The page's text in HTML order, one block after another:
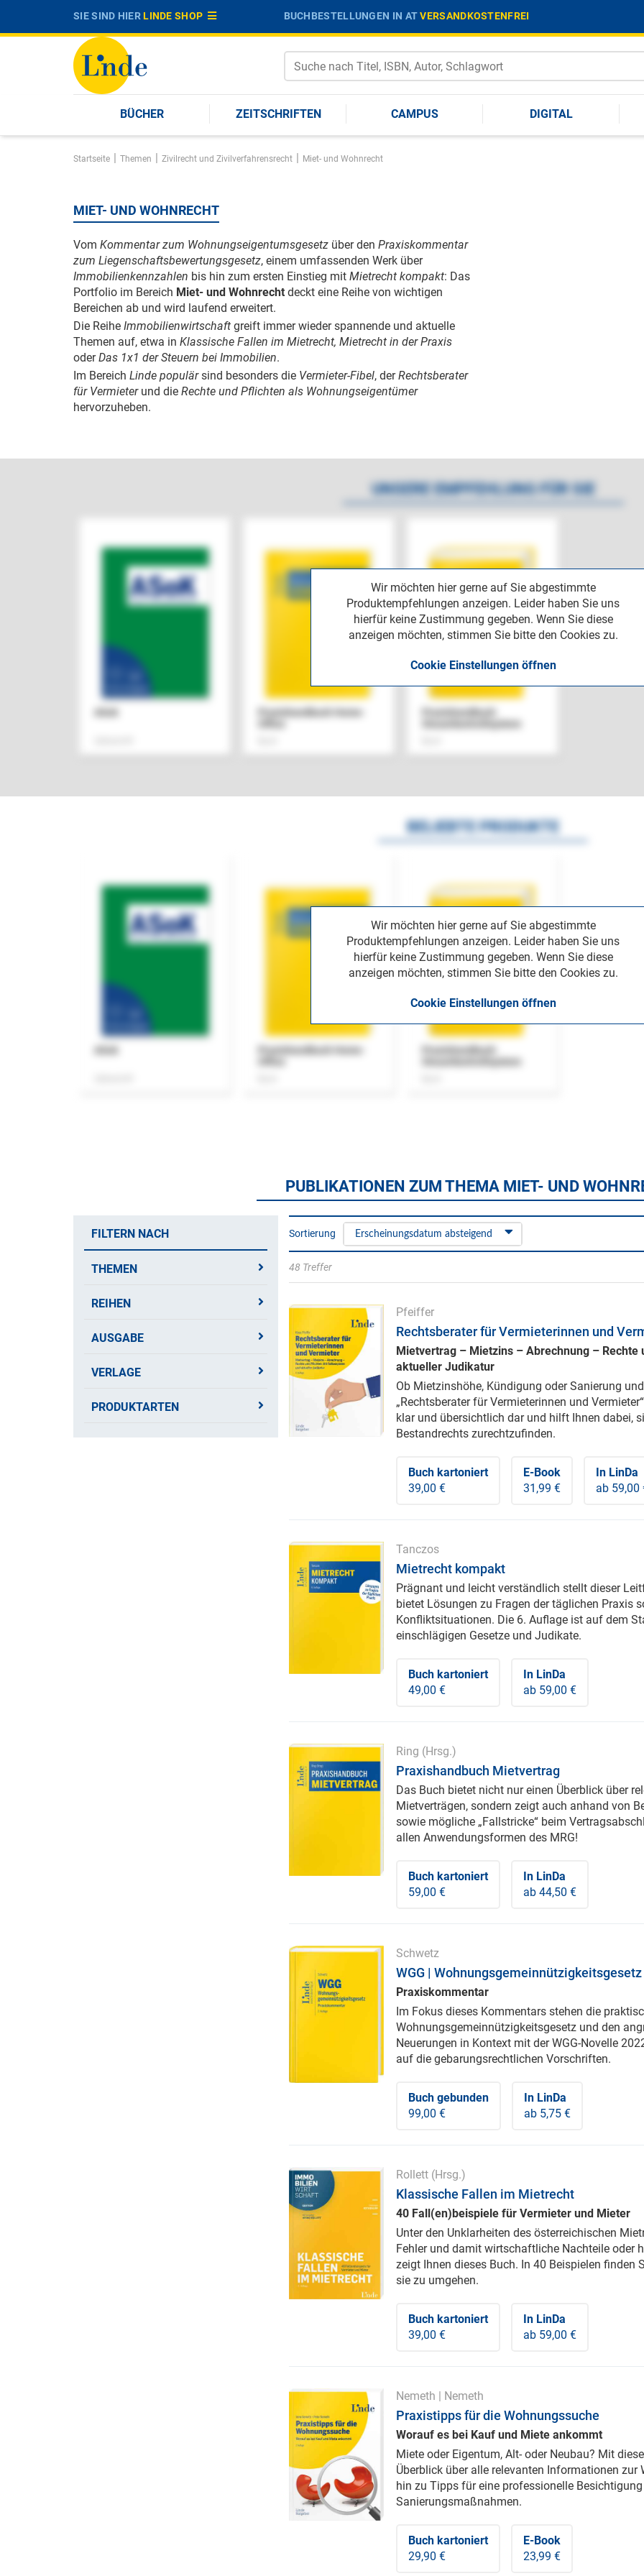
SIE SIND HIERLINDE SHOP BUCHBESTELLUNGEN IN ATVERSANDKOSTENFREI
BÜCHER ZEITSCHRIFTEN CAMPUS DIGITAL
Startseite | Themen | Zivilrecht und Zivilverfahrensrecht | Miet- und Wohnrecht
MIET- UND WOHNRECHT
Vom Kommentar zum Wohnungseigentumsgesetz über den Praxiskommentar
zum Liegenschaftsbewertungsgesetz, einem umfassenden Werk über
Immobilienkennzahlen bis hin zum ersten Einstieg mit Mietrecht kompakt: Das
Portfolio im Bereich Miet- und Wohnrecht deckt eine Reihe von wichtigen
Bereichen ab und wird laufend erweitert.
Die Reihe Immobilienwirtschaft greift immer wieder spannende und aktuelle
Themen auf, etwa in Klassische Fallen im Mietrecht, Mietrecht in der Praxis
oderDas 1x1 der Steuern bei Immobilien.
Im Bereich Linde populärsind besonders die Vermieter-Fibel, derRechtsberater
für Vermieterund die Rechte und Pflichten als Wohnungseigentümer
hervorzuheben.
Wir möchten hier gerne auf Sie abgestimmte
Produktempfehlungen anzeigen. Leider haben Sie uns
hierfür keine Zustimmung gegeben. Wenn Sie diese
anzeigen möchten, stimmen Sie bitte den Cookies zu.
Cookie Einstellungen öffnen
UNSERE EMPFEHLUNG FÜR SIE
Praxishandbuch Home-
Praxishandbuch
Wir möchten hier gerne auf Sie abgestimmte
Produktempfehlungen anzeigen. Leider haben Sie uns
hierfür keine Zustimmung gegeben. Wenn Sie diese
anzeigen möchten, stimmen Sie bitte den Cookies zu.
Cookie Einstellungen öffnen
BELIEBTE PRODUKTE
Praxishandbuch Home-
Praxishandbuch
PUBLIKATIONEN ZUM THEMA MIET- UND
FILTERN NACH
THEMEN
REIHEN
AUSGABE
VERLAGE
PRODUKTARTEN
Sortierung Erscheinungsdatum absteigend
48 Treffer
Pfeiffer
Rechtsberater für Vermieterinnen und
Mietvertrag – Mietzins – Abrechnung –
aktueller Judikatur
Ob Mietzinshöhe, Kündigung oder Sanierung
„Rechtsberater für Vermieterinnen und
klar und übersichtlich dar und hilft Ihnen dabei,
Bestandrechts zurechtzufinden.
Buch kartoniert
39,00 €
E-Book
31,99 €
In LinDa
ab 59,00
Tanczos
Mietrecht kompakt
Prägnant und leicht verständlich stellt dieser
bietet Lösungen zu Fragen der täglichen Praxis
Konfliktsituationen. Die 6. Auflage ist auf dem
einschlägigen Gesetze und Judikate.
Buch kartoniert
49,00 €
In LinDa
ab 59,00 €
Ring (Hrsg.)
Praxishandbuch Mietvertrag
Das Buch bietet nicht nur einen Überblick über
Mietverträgen, sondern zeigt auch anhand von
sowie mögliche „Fallstricke“ beim
allen Anwendungsformen des MRG!
Buch kartoniert
59,00 €
In LinDa
ab 44,50 €
Schwetz
WGG | Wohnungsgemeinnützigkeitsgesetz
Praxiskommentar
Im Fokus dieses Kommentars stehen die
Wohnungsgemeinnützigkeitsgesetz und den
Neuerungen in Kontext mit der WGG-Novelle
auf die gebarungsrechtlichen Vorschriften.
Buch gebunden
99,00 €
In LinDa
ab 5,75 €
Rollett(Hrsg.)
Klassische Fallen im Mietrecht
40 Fall(en)beispiele für Vermieter und Mieter
Unter den Unklarheiten des österreichischen
Fehler und damit wirtschaftliche Nachteile oder
zeigt Ihnen dieses Buch. In 40 Beispielen finden
sie zu umgehen.
Buch kartoniert
39,00 €
In LinDa
ab 59,00 €
Nemeth | Nemeth
Praxistipps für die Wohnungssuche
Worauf es bei Kauf und Miete ankommt
Miete oder Eigentum, Alt- oder Neubau? Mit
Überblick über alle relevanten Informationen
hin zu Tipps für eine professionelle
Sanierungsmaßnahmen.
Buch kartoniert
29,90 €
E-Book
23,99 €